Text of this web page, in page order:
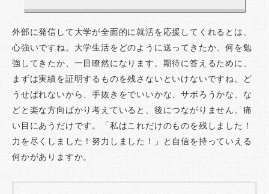
外部に発信して大学が全面的に就活を応援してくれるとは、
心強いですね。大学生活をどのように送ってきたか、何を勉
強してきたか、一目瞭然になります。期待に答えるために、
まずは実績を証明するものを残さないといけないですね。ど
うせばれないから、手抜きをでいいかな、サボろうかな、な
どと楽な方向ばかり考えていると、後につながりません。痛
い目にあうだけです。「私はこれだけのものを残しました！
力を尽くしました！努力しました！」と自信を持っていえる
何かがありますか。